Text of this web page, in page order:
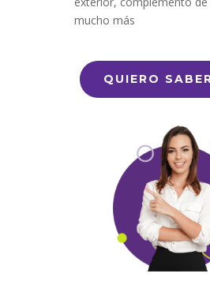
mucho más
QUIERO